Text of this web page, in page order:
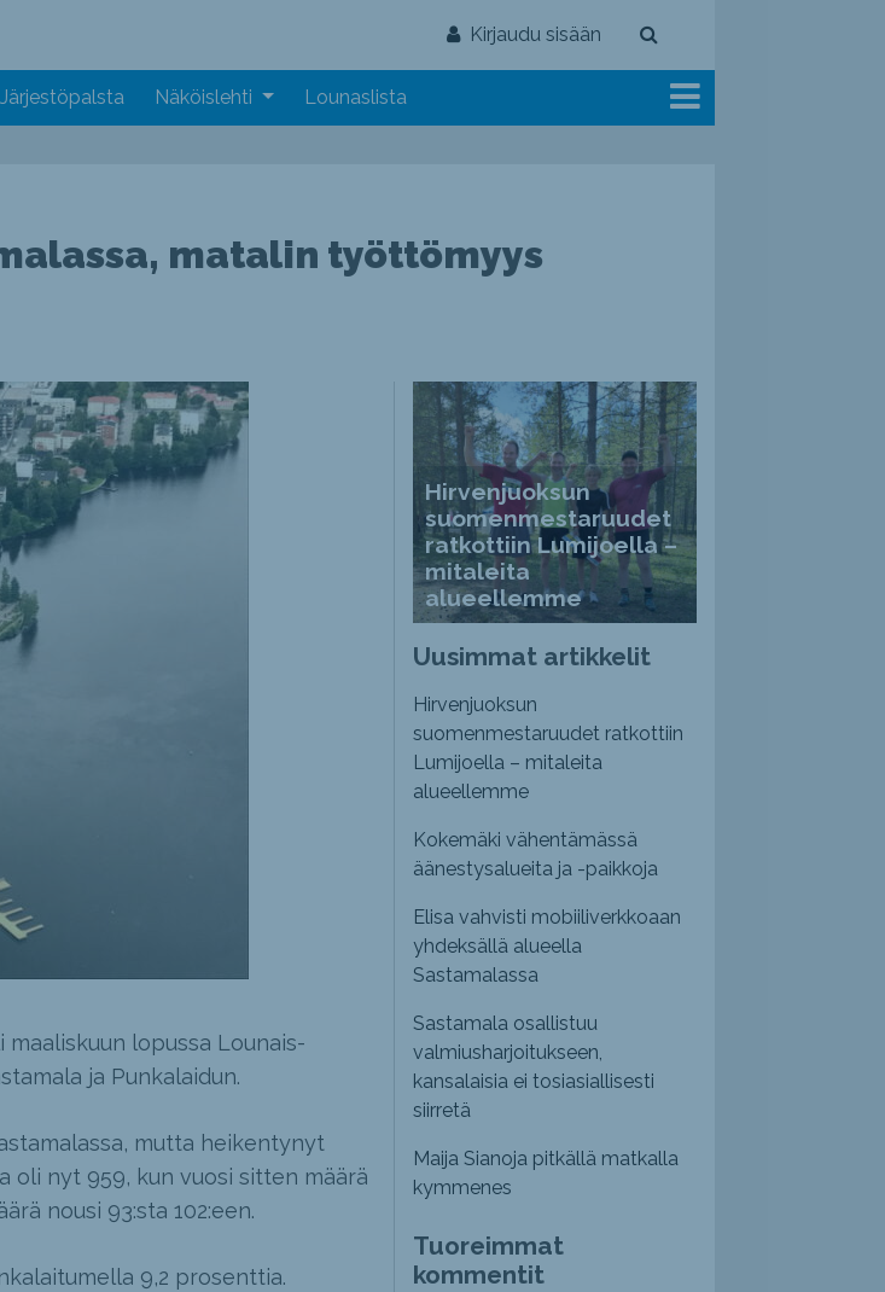
Kirjaudu sisään
Järjestöpalsta Näköislehti Lounaslista
matalin työttömyys
lopussa Lounais-
ja Punkalaidun.
mutta heikentynyt
oli nyt 959, kun vuosi sitten määrä
nousi 93:sta 102:een.
9,2 prosenttia.
Hirvenjuoksun
suomenmestaruudet
ratkottiin Lumijoella –
mitaleita
alueellemme
Uusimmat artikkelit
Hirvenjuoksun
suomenmestaruudet ratkottiin
Lumijoella – mitaleita
alueellemme
Kokemäki vähentämässä
äänestysalueita ja -paikkoja
Elisa vahvisti mobiiliverkkoaan
yhdeksällä alueella
Sastamalassa
Sastamala osallistuu
valmiusharjoitukseen,
kansalaisia ei tosiasiallisesti
siirretä
Maija Sianoja pitkällä matkalla
kymmenes
Tuoreimmat
kommentit